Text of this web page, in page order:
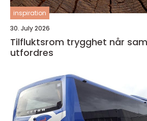
inspiration
30. July 2026
Tilfluktsrom trygghet når samfunnet
utfordres